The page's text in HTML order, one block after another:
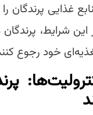
غذایی پرندگان
شرایط،
خود رجوع